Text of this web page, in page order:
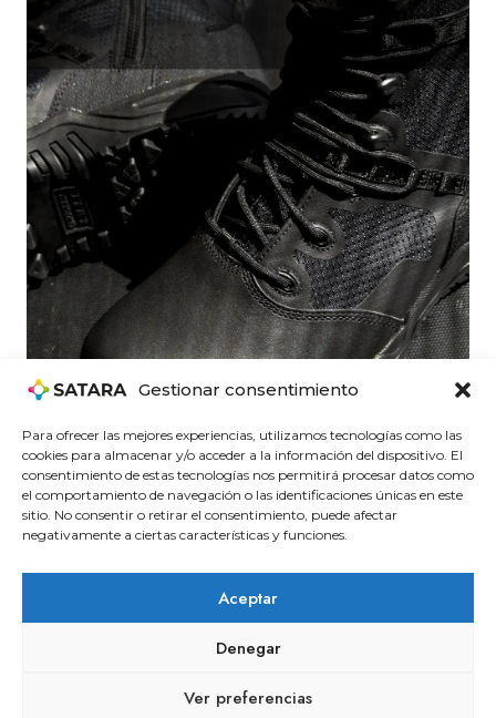
Gestionar consentimiento
Para ofrecer las mejores experiencias, utilizamos tecnologías como las
cookies para almacenar y/o acceder a la información del dispositivo. El
consentimiento de estas tecnologías nos permitirá procesar datos como
el comportamiento de navegación o las identificaciones únicas en este
sitio. No consentir o retirar el consentimiento, puede afectar
negativamente a ciertas características y funciones.
Aceptar
Denegar
Ver preferencias